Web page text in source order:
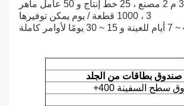
3 ، 1000 قطعة / يوم يمكن توفيرها
سطح السفينة 400+